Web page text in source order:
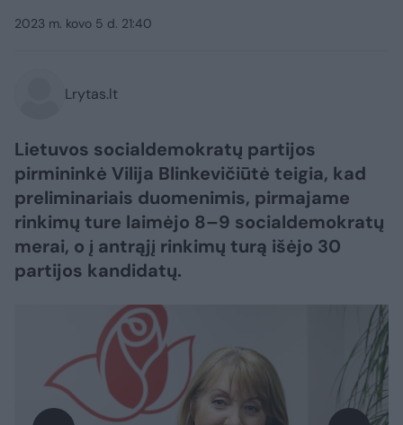
2023 m. kovo 5 d. 21:40
Lrytas.lt
Lietuvos socialdemokratų partijos
pirmininkė Vilija Blinkevičiūtė teigia, kad
preliminariais duomenimis, pirmajame
rinkimų ture laimėjo 8–9 socialdemokratų
merai, o į antrąjį rinkimų turą išėjo 30
partijos kandidatų.